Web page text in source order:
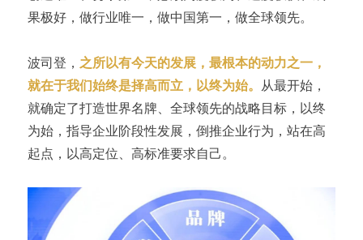
果极好，做行业唯一，做中国第一，做全球领先。
波司登， 之所以有今天的发展，最根本的动力之一，
就在于我们始终是择高而立，以终为始。 从最开始，
就确定了打造世界名牌、全球领先的战略目标，以终
为始，指导企业阶段性发展，倒推企业行为，站在高
起点，以高定位、高标准要求自己。